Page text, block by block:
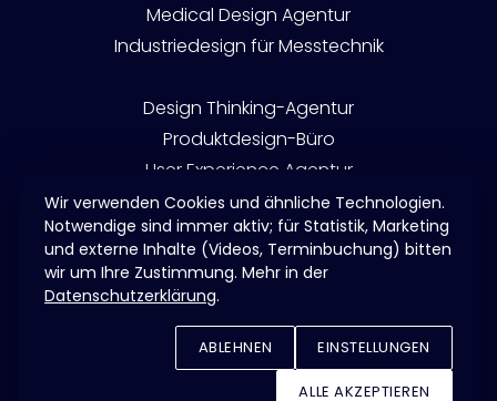
Medical Design Agentur
Industriedesign für Messtechnik
Design Thinking-Agentur
Produktdesign-Büro
User Experience Agentur
User Interface Design
China Website / 中文网站
© Eckstein Design 2026
Wir verwenden Cookies und ähnliche Technologien.
Notwendige sind immer aktiv; für Statistik, Marketing
und externe Inhalte (Videos, Terminbuchung) bitten
wir um Ihre Zustimmung. Mehr in der
Datenschutzerklärung.
ABLEHNEN EINSTELLUNGEN
ALLE AKZEPTIEREN